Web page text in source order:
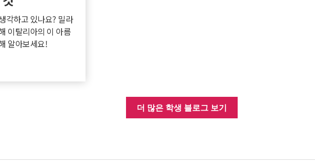
각하고 있나요? 밀라
이탈리아의 이 아름
알아보세요!
더 많은 학생 블로그 보기